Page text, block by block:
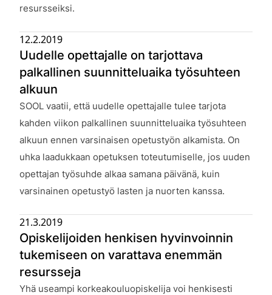
resursseiksi.
Uudelle opettajalle on tarjottava
palkallinen suunnitteluaika työsuhteen
alkuun
Julkaistu:
12.2.2019
SOOL vaatii, että uudelle opettajalle tulee tarjota
kahden viikon palkallinen suunnitteluaika työsuhteen
alkuun ennen varsinaisen opetustyön alkamista. On
uhka laadukkaan opetuksen toteutumiselle, jos uuden
opettajan työsuhde alkaa samana päivänä, kuin
varsinainen opetustyö lasten ja nuorten kanssa.
Opiskelijoiden henkisen hyvinvoinnin
tukemiseen on varattava enemmän
resursseja
Julkaistu:
21.3.2019
Yhä useampi korkeakouluopiskelija voi henkisesti